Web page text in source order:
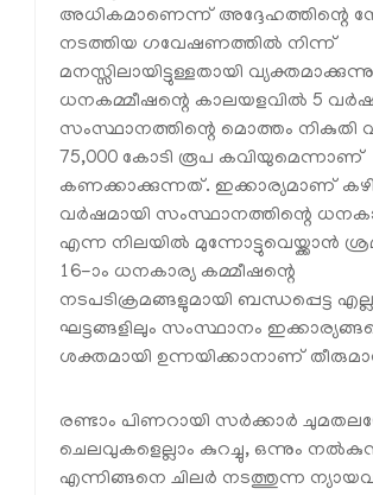
അധികമാണെന്ന് അദ്ദേഹത്തിന്റെ
നടത്തിയ ഗവേഷണത്തിൽ നിന്ന്
മനസ്സിലായിട്ടുള്ളതായി
ധനകമ്മീഷന്റെ കാലയളവിൽ 5
സംസ്ഥാനത്തിന്റെ മൊത്തം നികുതി
75,000 കോടി രൂപ കവിയുമെന്നാണ്
കണക്കാക്കുന്നത്. ഇക്കാര്യമാണ്
വർഷമായി സംസ്ഥാനത്തിന്റെ
എന്ന നിലയിൽ മുന്നോട്ടുവെയ്ക്കാൻ
16-ാം ധനകാര്യ കമ്മീഷന്റെ
നടപടിക്രമങ്ങളുമായി ബന്ധപ്പെട്ട
ഘട്ടങ്ങളിലും സംസ്ഥാനം
ശക്തമായി ഉന്നയിക്കാനാണ്
രണ്ടാം പിണറായി സർക്കാർ
ചെലവുകളെല്ലാം കുറച്ചു, ഒന്നും
എന്നിങ്ങനെ ചിലർ നടത്തുന്ന